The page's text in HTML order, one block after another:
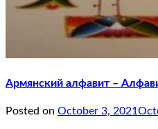
Армянский алфавит –
Posted on October 3, 2021